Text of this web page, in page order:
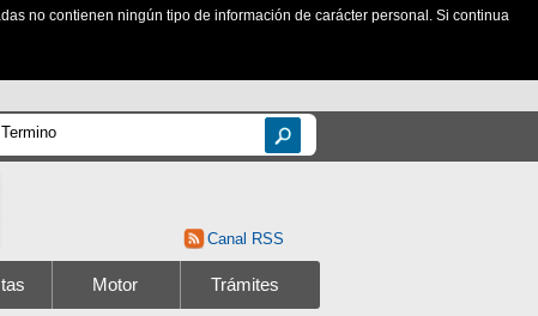
no contienen ningún tipo de información de carácter personal. Si continua
Canal RSS
Motor Trámites